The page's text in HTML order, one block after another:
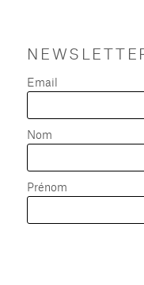
Email
Nom
Prénom